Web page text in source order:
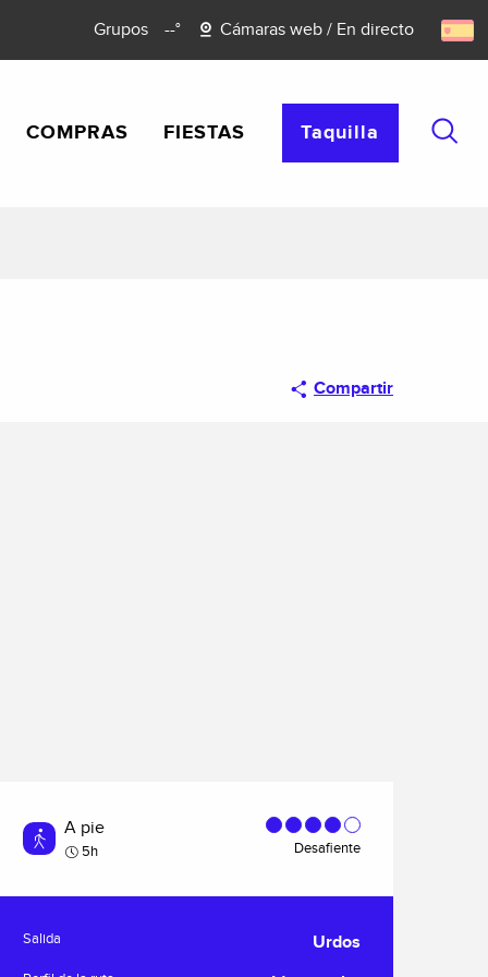
Grupos --° Cámaras web / En directo
COMPRAS FIESTAS Taquilla
Compartir
A pie
5h Desafiente
Información práctica
Salida Urdos